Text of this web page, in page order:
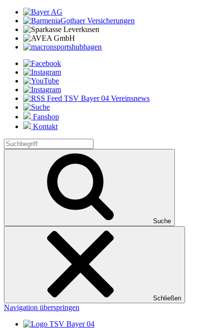
Fanshop
Kontakt
Suche
Schließen
Navigation überspringen